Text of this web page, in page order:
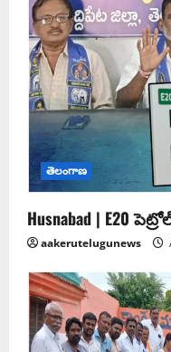
తెలంగాణ
Husnabad | E20
aakerutelugunews